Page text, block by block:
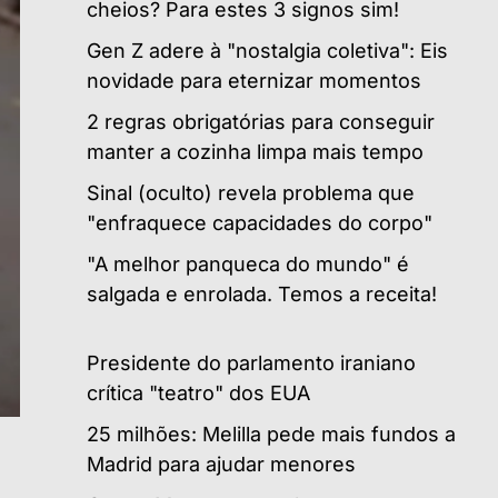
cheios? Para estes 3 signos sim!
Gen Z adere à "nostalgia coletiva": Eis
novidade para eternizar momentos
2 regras obrigatórias para conseguir
manter a cozinha limpa mais tempo
Sinal (oculto) revela problema que
"enfraquece capacidades do corpo"
"A melhor panqueca do mundo" é
salgada e enrolada. Temos a receita!
Presidente do parlamento iraniano
crítica "teatro" dos EUA
25 milhões: Melilla pede mais fundos a
Madrid para ajudar menores